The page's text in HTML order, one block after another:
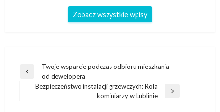
Zobacz wszystkie wpisy
Nawigacja
wpisu
Poprzedni
Twoje wsparcie podczas odbioru mieszkania
od dewelopera
Bezpieczeństwo instalacji grzewczych: Rola
kominiarzy w Lublinie